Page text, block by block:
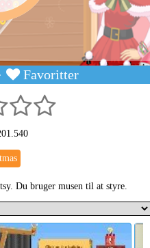
· Favoritter
Du bruger musen til at styre.